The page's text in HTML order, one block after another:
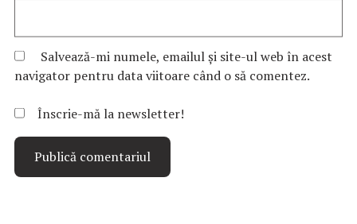
Salvează-mi numele, emailul și site-ul web în acest
navigator pentru data viitoare când o să comentez.
Înscrie-mă la newsletter!